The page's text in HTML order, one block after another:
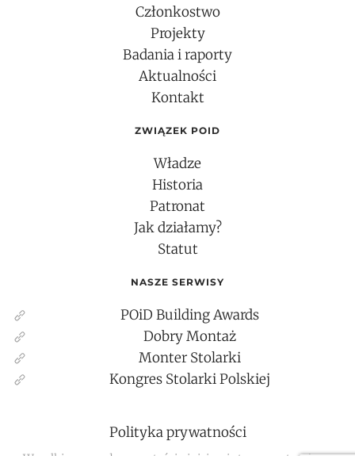
Członkostwo
Projekty
Badania i raporty
Aktualności
Kontakt
ZWIĄZEK POID
Władze
Historia
Patronat
Jak działamy?
Statut
NASZE SERWISY
POiD Building Awards
Dobry Montaż
Monter Stolarki
Kongres Stolarki Polskiej
Polityka prywatności